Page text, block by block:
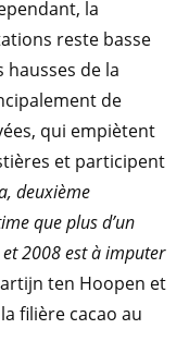
la
reste basse
hausses de la
de
qui empiètent
et participent
deuxième
que plus d’un
2008 est à imputer
ten Hoopen et
filière cacao au